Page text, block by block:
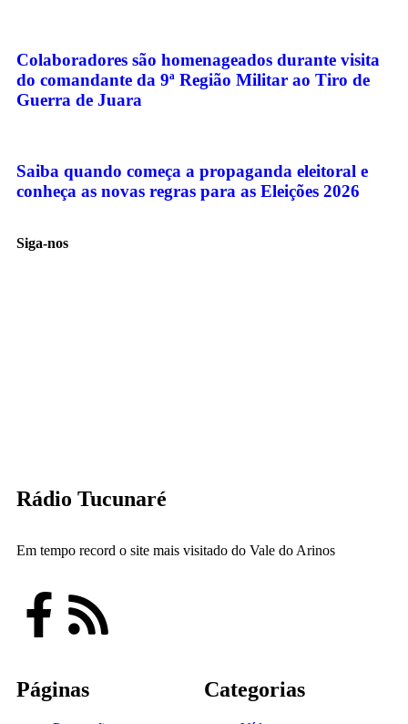
Colaboradores são homenageados durante visita
do comandante da 9ª Região Militar ao Tiro de
Guerra de Juara
Saiba quando começa a propaganda eleitoral e
conheça as novas regras para as Eleições 2026
Siga-nos
Rádio Tucunaré
Em tempo record o site mais visitado do Vale do Arinos
Páginas Categorias